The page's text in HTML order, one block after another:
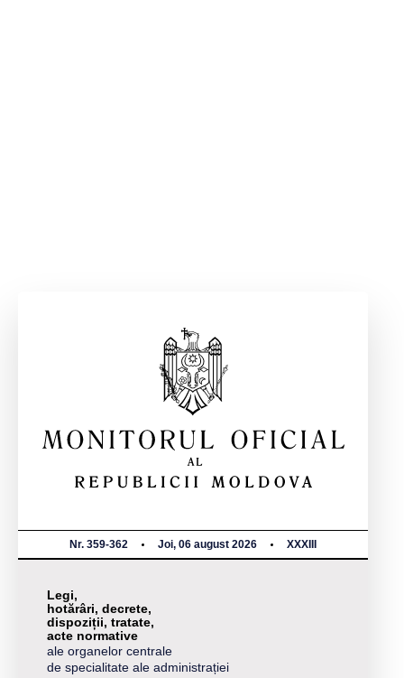
Nr. 359-362 Joi, 06 august 2026 XXXIII
Legi,
hotărâri, decrete,
dispoziții, tratate,
acte normative
ale organelor centrale
de specialitate ale administrației